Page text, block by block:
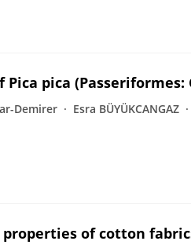
pica (Passeriformes:
Demirer Esra BÜYÜKCANGAZ
of cotton